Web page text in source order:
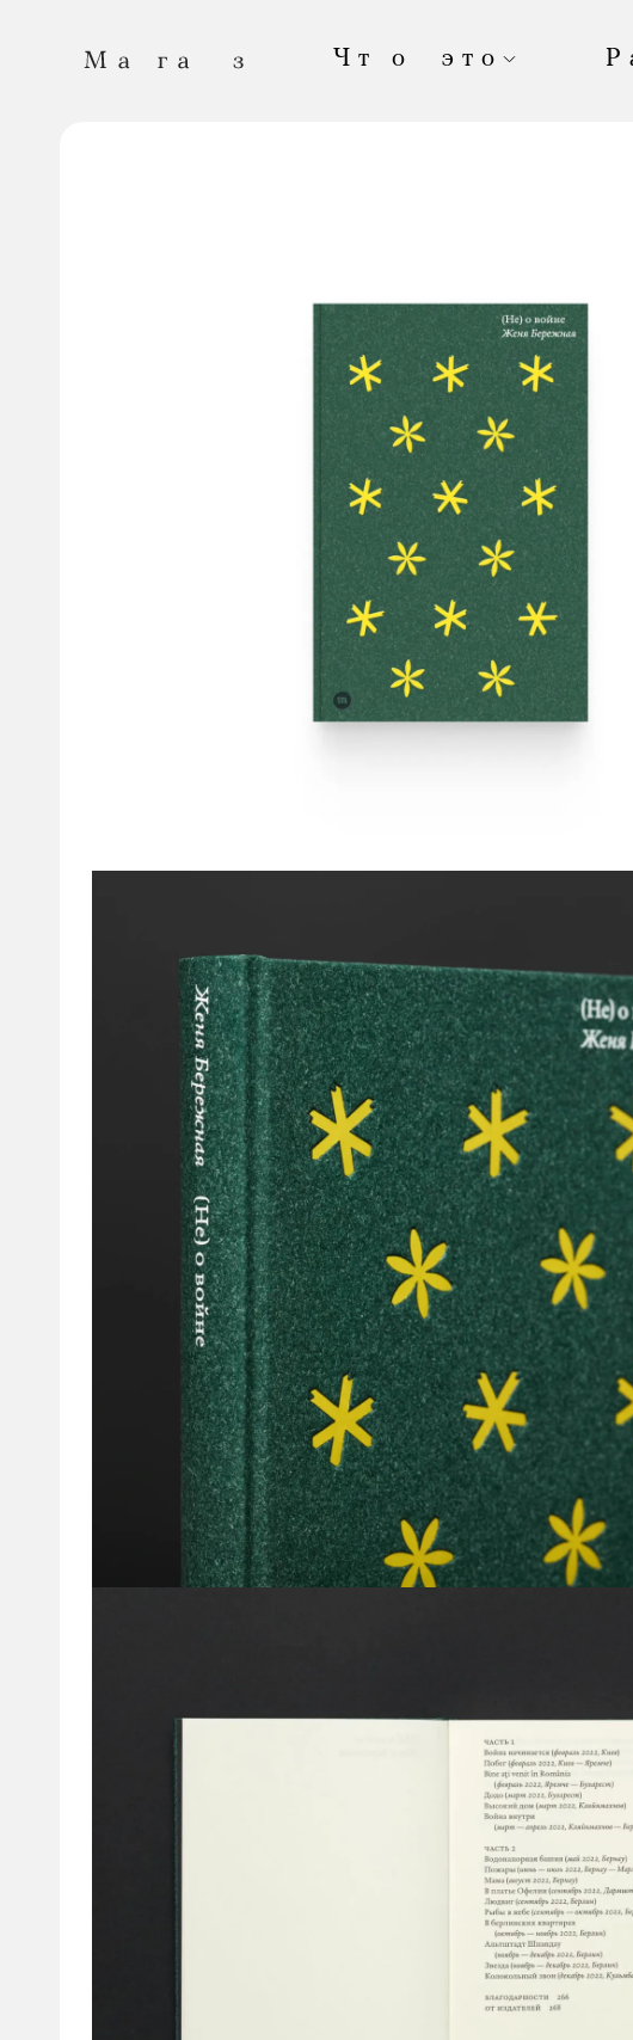
Чт о это
вы собирались купить, закончился; если вы мечтаете
вещи вместе с нами — напишите нам:
помогает «Медузе» выжить.
чаще! «Магаз» постоянно обновляется.